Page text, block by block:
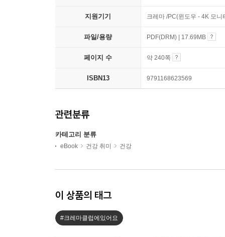
지원기기 크레마 /PC(윈도우 - 4K 모
파일/용량 PDF(DRM) | 17.69MB
페이지 수 약 240쪽
ISBN13 9791168623569
관련분류
카테고리 분류
eBook 건강 취미 건강
이 상품의 태그
#크레마클럽에있어요